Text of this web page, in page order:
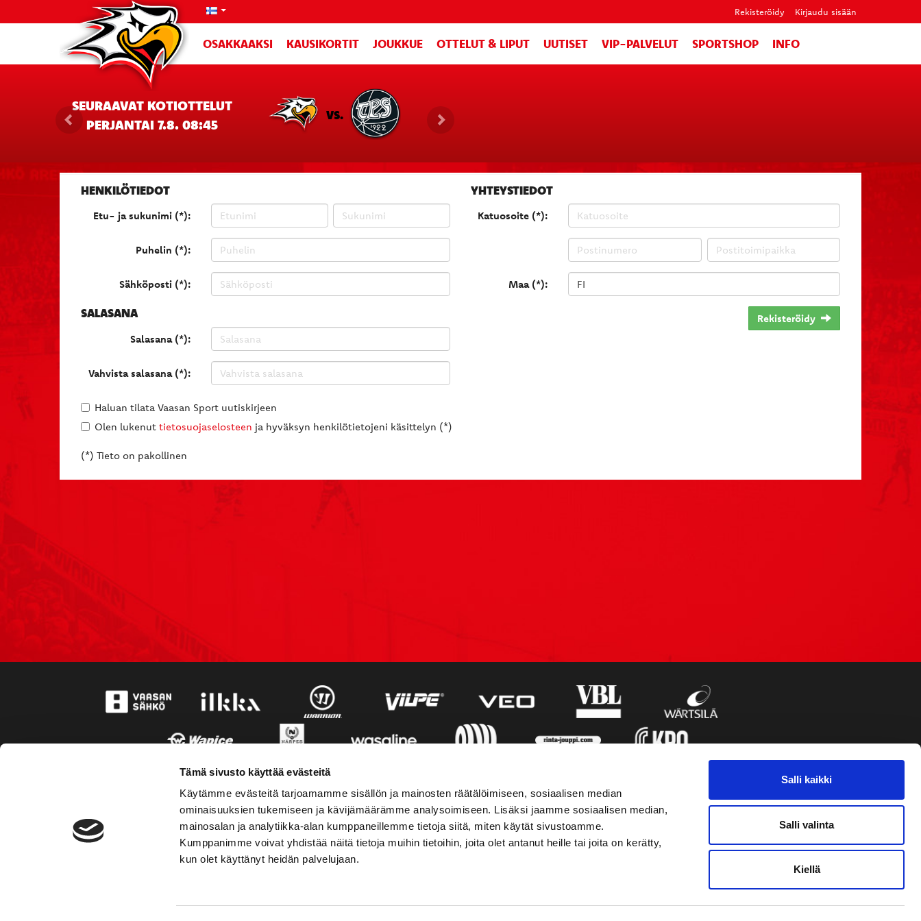
Tämä sivusto käyttää evästeitä
Käytämme evästeitä tarjoamamme sisällön ja mainosten räätälöimiseen, sosiaalisen median
ominaisuuksien tukemiseen ja kävijämäärämme analysoimiseen. Lisäksi jaamme sosiaalisen median,
mainosalan ja analytiikka-alan kumppaneillemme tietoja siitä, miten käytät sivustoamme.
Kumppanimme voivat yhdistää näitä tietoja muihin tietoihin, joita olet antanut heille tai joita on kerätty,
kun olet käyttänyt heidän palvelujaan.
Salli kaikki
Salli valinta
Kiellä
Rekisteröidy Kirjaudu sisään
OSAKKAAKSI KAUSIKORTIT JOUKKUE OTTELUT & LIPUT UUTISET VIP-PALVELUT SPORTSHOP INFO
SEURAAVAT KOTIOTTELUT
PERJANTAI 7.8. 08:45
VS.
HENKILÖTIEDOT
Etu- ja sukunimi (*):
Puhelin (*):
Sähköposti (*):
SALASANA
Salasana (*):
Vahvista salasana (*):
YHTEYSTIEDOT
Katuosoite (*):
Maa (*):
Rekisteröidy
Haluan tilata Vaasan Sport uutiskirjeen
Olen lukenut tietosuojaselosteen ja hyväksyn henkilötietojeni käsittelyn (*)
(*) Tieto on pakollinen
YHTEYSTIEDOT SOSIAALINEN MEDIA VAASAN SPORT UUTISKIRJE